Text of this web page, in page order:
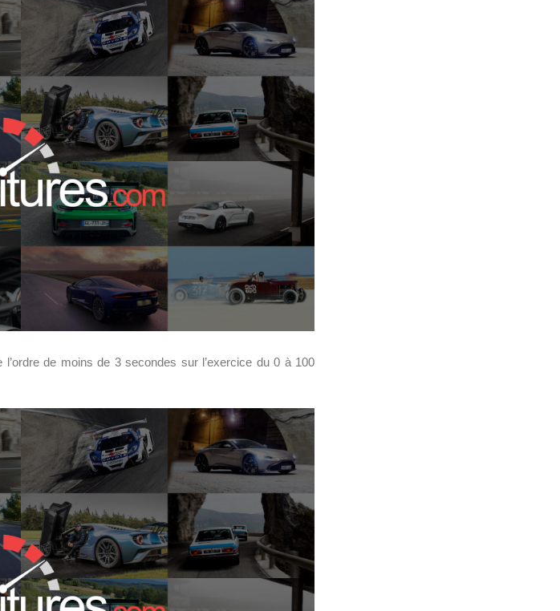
de moins de 3 secondes sur l’exercice du 0 à 100